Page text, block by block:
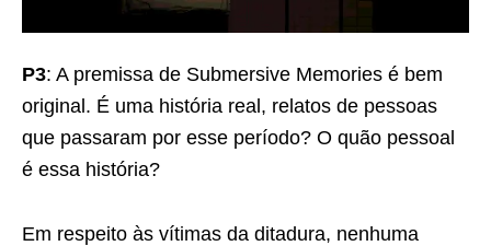
P3: A premissa de Submersive Memories é bem
original. É uma história real, relatos de pessoas
que passaram por esse período? O quão pessoal
é essa história?
Em respeito às vítimas da ditadura, nenhuma